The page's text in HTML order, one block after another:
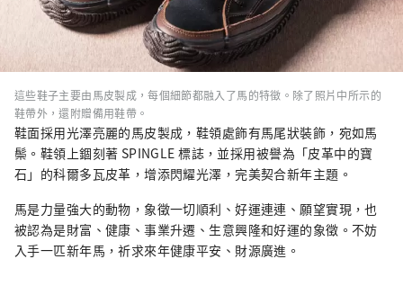
這些鞋子主要由馬皮製成，每個細節都融入了馬的特徵。除了照片中所示的
鞋帶外，還附贈備用鞋帶。
鞋面採用光澤亮麗的馬皮製成，鞋領處飾有馬尾狀裝飾，宛如馬
鬃。鞋領上錮刻著 SPINGLE 標誌，並採用被譽為「皮革中的寶
石」的科爾多瓦皮革，增添閃耀光澤，完美契合新年主題。
馬是力量強大的動物，象徵一切順利、好運連連、願望實現，也
被認為是財富、健康、事業升遷、生意興隆和好運的象徵。不妨
入手一匹新年馬，祈求來年健康平安、財源廣進。